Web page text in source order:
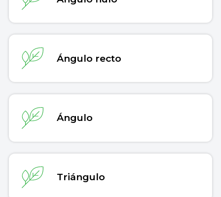
Ángulo recto
Ángulo
Triángulo